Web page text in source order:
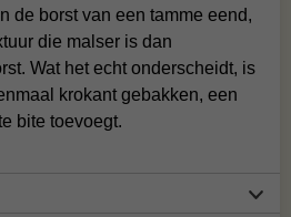
de borst van een tamme eend,
die malser is dan
Wat het echt onderscheidt, is
krokant gebakken, een
bite toevoegt.